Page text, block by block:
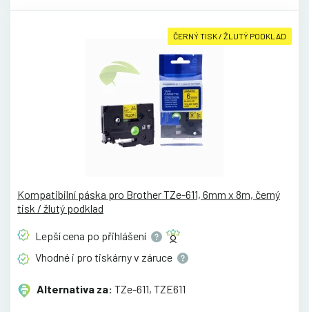
ČERNÝ TISK / ŽLUTÝ PODKLAD
Kompatibilní páska pro Brother TZe-611, 6mm x 8m, černý
tisk / žlutý podklad
Lepší cena po přihlášení
Vhodné i pro tiskárny v záruce
Alternativa za: TZe-611, TZE611